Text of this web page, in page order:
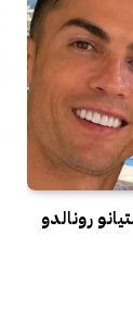
رونالدو